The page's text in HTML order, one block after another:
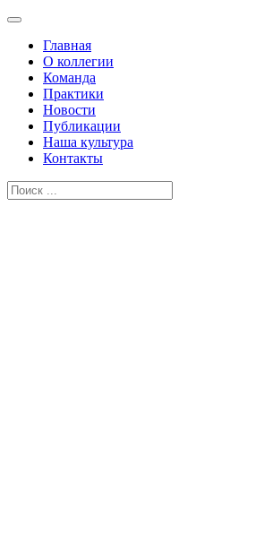
Главная
О коллегии
Команда
Практики
Новости
Публикации
Наша культура
Контакты